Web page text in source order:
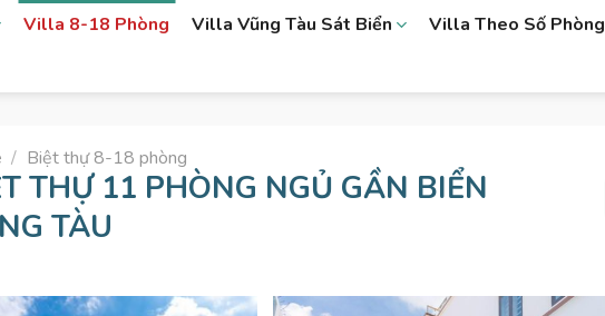
Villa 8-18 Phòng Villa Vũng Tàu Sát Biển Villa Theo Số Phòng
/ Biệt thự 8-18 phòng
THỰ 11 PHÒNG NGỦ GẦN BIỂN
TÀU